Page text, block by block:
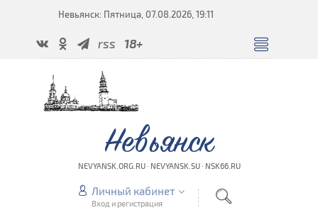
Невьянск: Пятница, 07.08.2026, 19:11
rss 18+
Невьянск
NEVYANSK.ORG.RU · NEVYANSK.SU · NSK66.RU
Личный кабинет
Вход и регистрация